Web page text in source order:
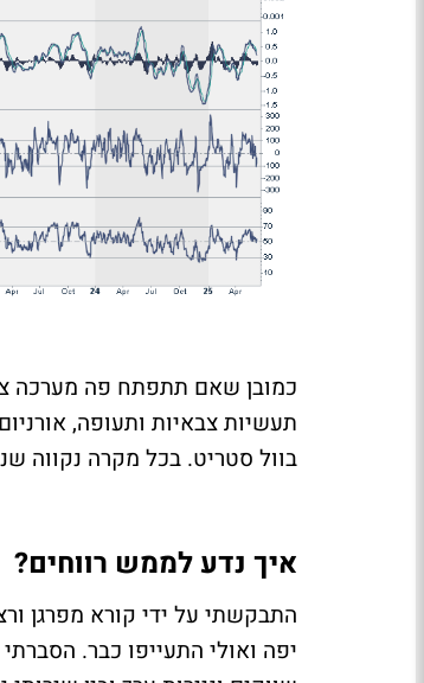
כמובן שאם תתפתח פה מערכה
תעשיות צבאיות ותעופה,
בוול סטריט. בכל מקרה נקווה
איך נדע לממש רווחים?
התבקשתי על ידי קורא מפרגן
יפה ואולי התעייפו כבר.